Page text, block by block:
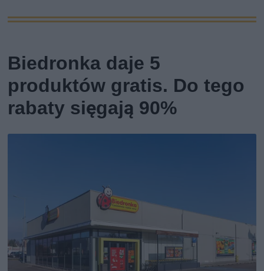
Biedronka daje 5
produktów gratis. Do tego
rabaty sięgają 90%